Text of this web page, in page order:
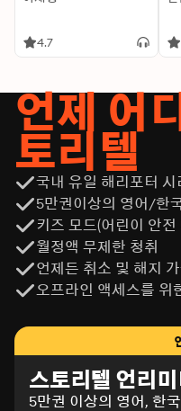
4.7
언제 어
토리텔
국내 유일 해리포터
5만권이상의 영어/한
키즈 모드(어린이 안전
월정액 무제한 청취
언제든 취소 및 해지
오프라인 액세스를 위
스토리텔 언리
5만권 이상의 영어, 한